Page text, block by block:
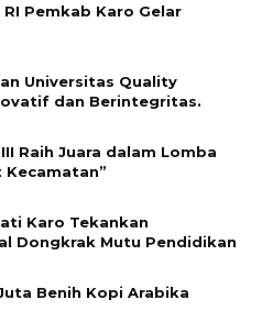
RI Pemkab Karo Gelar
Universitas Quality
dan Berintegritas.
Raih Juara dalam Lomba
Kecamatan”
Karo Tekankan
Dongkrak Mutu Pendidikan
Benih Kopi Arabika